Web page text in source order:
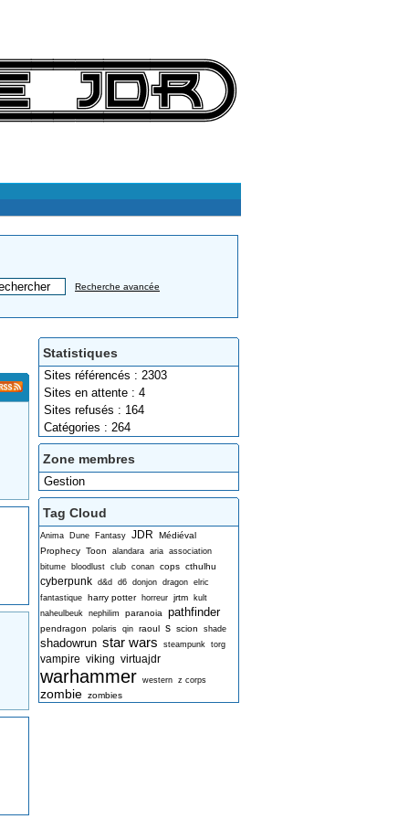
Recherche avancée
Statistiques
Sites référencés : 2303
Sites en attente : 4
Sites refusés : 164
Catégories : 264
Zone membres
Gestion
Tag Cloud
Anima Dune Fantasy JDR
Médiéval
Prophecy Toon alandara aria association
bitume
bloodlust club conan cops cthulhu
cyberpunk d&d d6 donjon dragon elric
fantastique harry potter horreur jrtm
kult
naheulbeuk nephilim paranoia pathfinder
pendragon polaris qin raoul s scion shade
shadowrun star wars steampunk torg
vampire viking virtuajdr
warhammer western z corps
zombie zombies